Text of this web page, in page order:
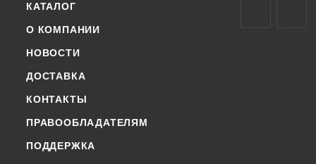
КАТАЛОГ
О КОМПАНИИ
НОВОСТИ
ДОСТАВКА
КОНТАКТЫ
ПРАВООБЛАДАТЕЛЯМ
ПОДДЕРЖКА